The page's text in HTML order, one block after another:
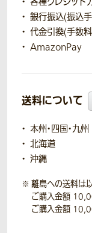
銀行振込(振込
代金引換(手数
AmazonPay
送料について
本州・四国・九州
北海道
沖縄
離島への送料は
ご購入金額
ご購入金額